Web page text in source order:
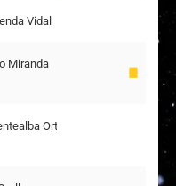
Vidal
Miranda
Ortíz